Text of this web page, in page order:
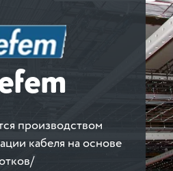
производством
кабеля на основе